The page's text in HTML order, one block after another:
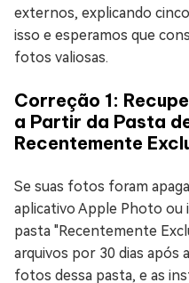
externos, explicando
isso e esperamos que
fotos valiosas.
Correção 1:
a Partir da Pasta
Recentemente
Se suas fotos foram
aplicativo Apple Photo ou
pasta "Recentemente
arquivos por 30 dias após
fotos dessa pasta, e as